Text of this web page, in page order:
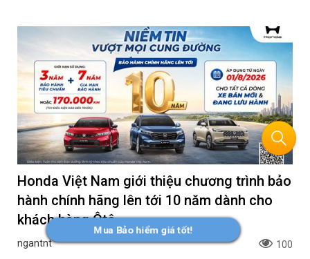
Honda Việt Nam giới thiệu chương trình bảo
hành chính hãng lên tới 10 năm dành cho
khách hàng Ôtô
ngantnt 100
Mua Bảo hiểm giá tốt!